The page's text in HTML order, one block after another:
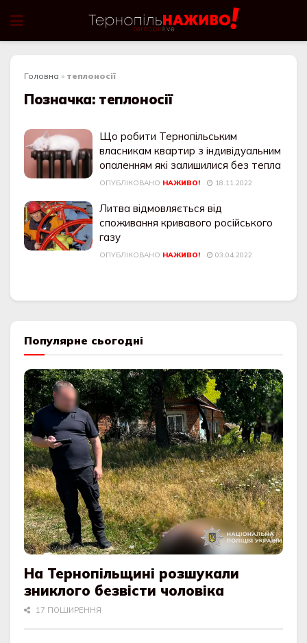
Головна » теплоносії
Позначка: теплоносії
Що робити Тернопільським
власникам квартир з індивідуальним
опаленням які залишилися без тепла
ОПУБЛІКОВАНО НАЖИВО! 18.11.2022
Литва відмовляється від
споживання кривавого російського
газу
ОПУБЛІКОВАНО НАЖИВО! 03.04.2022
Популярне сьогодні
На Тернопільщині розшукали
зниклого безвісти чоловіка
17 ПОШИРЕННЯ